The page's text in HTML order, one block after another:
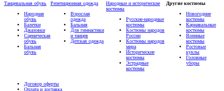
Танцевальная обувь
Народная
обувь
Балетки
Джазовки
Сценическая
обувь
Бальная
обувь
Репетиционная одежда
Взрослая
одежда
Бальная
Для гимнастики
и танцев
Детская одежда
Народные и исторические
костюмы
Русские-народные
костюмы
Костюмы народов
России
Костюмы народов
мира
Исторические
костюмы
Эстрадные
костюмы
Другие костюмы
Новогодние
костюмы
Карнавальные
костюмы
Военные
костюмы
Ростовые
куклы
Головные
уборы
Договор оферты
Оплата и доставка